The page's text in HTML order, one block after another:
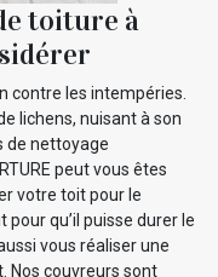
toiture à
contre les intempéries.
lichens, nuisant à son
de nettoyage
peut vous êtes
votre toit pour le
qu’il puisse durer le
vous réaliser une
Nos couvreurs sont